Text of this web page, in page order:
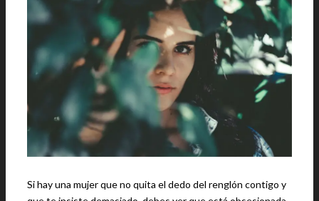
Si hay una mujer que no quita el dedo del renglón contigo y